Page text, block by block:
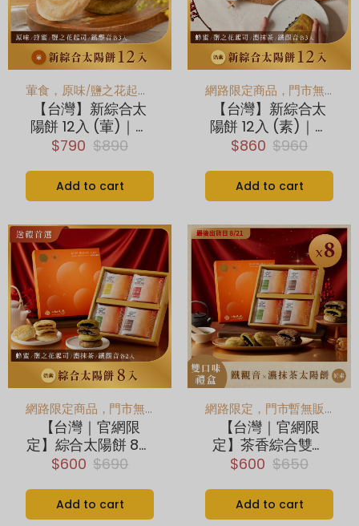
葷食，原味/鹽之花起司/蜂蜜/鐵觀音 人氣4口味一次滿足！
【台灣】新綜合太
陽餅 12入 (葷)｜原
味、鐵觀音、蜂
$790 $890
Add to cart
網路限定商品，門市無販售
【台灣】新綜合太
陽餅 12入 (素)｜抹
茶、鐵觀音、蜂
$860 $960
Add to cart
網路限定商品，門市無販售
【台灣｜官網限
定】綜合太陽餅 8入
(素)｜抹茶、鐵觀
各2顆
$600 $690
Add to cart
網路限定，門市暫無販售
【台灣｜官網限
定】茶香綜合雙口
味太陽餅 8入 (奶
音 各4顆｜最後出貨
日8/21
$600 $650
Add to cart